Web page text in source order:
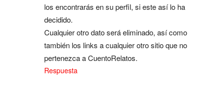
los encontrarás en su perfil, si este así lo ha
decidido.
Cualquier otro dato será eliminado, así como
también los links a cualquier otro sitio que no
pertenezca a CuentoRelatos.
Respuesta